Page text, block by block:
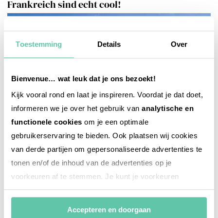
Toestemming Details Over
Bienvenue… wat leuk dat je ons bezoekt!
Kijk vooral rond en laat je inspireren. Voordat je dat doet,
informeren we je over het gebruik van analytische en
functionele cookies om je een optimale
gebruikerservaring te bieden. Ook plaatsen wij cookies
van derde partijen om gepersonaliseerde advertenties te
tonen en/of de inhoud van de advertenties op je
voorkeuren af te stemmen. Je kunt je voorkeuren
beheren via ‘Zelf instellen’. Klik je op ‘Accepteren en
Accepteren en doorgaan
Frankreich sind echt cool!